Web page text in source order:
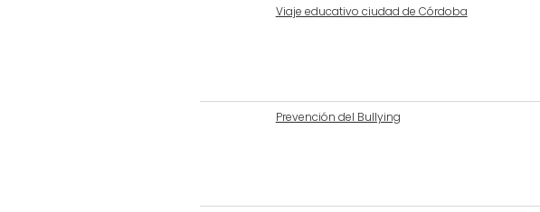
Viaje educativo ciudad de Córdoba
Prevención del Bullying